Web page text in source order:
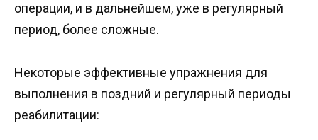
операции, и в дальнейшем, уже в регулярный
период, более сложные.
Некоторые эффективные упражнения для
выполнения в поздний и регулярный периоды
реабилитации: